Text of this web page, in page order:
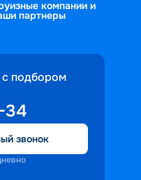
компании и
партнеры
подбором
34
звонок